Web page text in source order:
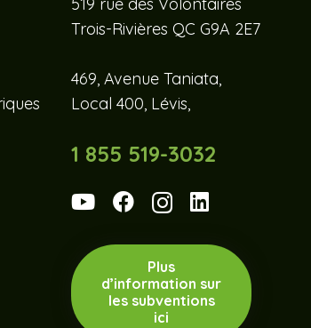
519 rue des Volontaires
Trois-Rivières QC G9A 2E7
469, Avenue Taniata,
Local 400, Lévis,
1 855 519-3032
Plus
d’information sur
les subventions
ici